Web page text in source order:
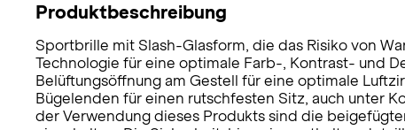
Produktbeschreibung
Sportbrille mit Slash-Glasform, die das Risiko von
Technologie für eine optimale Farb-, Kontrast- und
Belüftungsöffnung am Gestell für eine optimale
Bügelenden für einen rutschfesten Sitz, auch unter
der Verwendung dieses Produkts sind die